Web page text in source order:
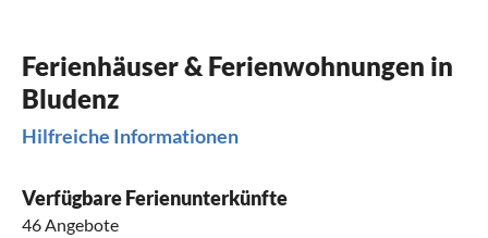
Ferienhäuser & Ferienwohnungen in
Bludenz
Hilfreiche Informationen
Verfügbare Ferienunterkünfte
46 Angebote